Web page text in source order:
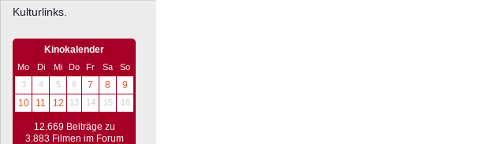
Kulturlinks.
Kinokalender
Mo Di Mi Do Fr Sa
So
3
4 5 6 7 8
9
10
11 12 13 14 15 16
12.669 Beiträge zu
3.883 Filmen im Forum